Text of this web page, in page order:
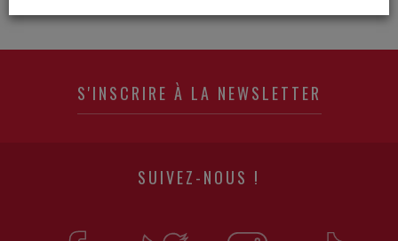
S'INSCRIRE À LA NEWSLETTER
SUIVEZ-NOUS !